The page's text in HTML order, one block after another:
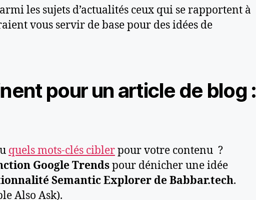
les sujets d’actualités ceux qui se rapportent à
vous servir de base pour des idées de
pour un article de blog :
quels mots-clés ciblerpour votre contenu ?
Google Trendspour dénicher une idée
Semantic Explorer de Babbar.tech.
Also Ask).